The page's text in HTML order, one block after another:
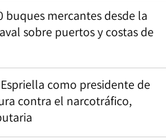
buques mercantes desde la
sobre puertos y costas de
como presidente de
contra el narcotráfico,